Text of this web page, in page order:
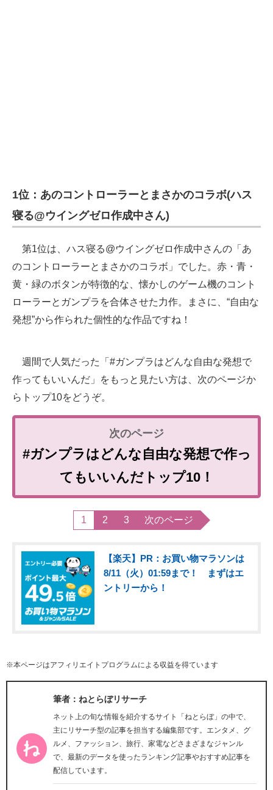
1位：あのコントローラーとまさかのコラボ(ハス
寝る@ウイングゼロ作成中さん)
第1位は、ハス寝る@ウイングゼロ作成中さんの「あ
のコントローラーとまさかのコラボ」でした。赤・青・
黄・緑のボタンが特徴的な、懐かしのゲーム機のコント
ローラーとガンプラを合体させた力作。まさに、“自由な
発想”から作られた個性的な作品ですね！
週間で人気だった「#ガンプラはどんな自由な発想で
作ってもいいんだ」をもっと見たい方は、次のページか
らトップ10をどうぞ。
#ガンプラはどんな自由な発想で作っ
てもいいんだトップ10！
1 2 3 次のページ
【楽天】PR：お買い物マラソンは
8/11（火）01:59まで！ まずはエ
ントリーから！
※本ページはアフィリエイトプログラムによる収益を得ています
筆者：ねとらぼリサーチ
ネット上の旬な情報を紹介するサイト「ねとらぼ」の中で、
主にリサーチ型の記事を担当する編集部です。エンタメ、グ
ルメ、ファッション、旅行、家電などさまざまなジャンル
で、最新のデータを使ったランキング記事やおすすめ記事を
配信しています。